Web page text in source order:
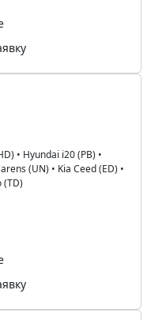
• Hyundai i20 (PB) •
(UN) • Kia Ceed (ED) •
(TD)